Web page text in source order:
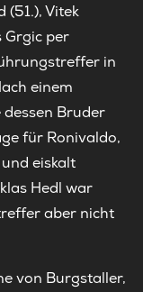
(51.), Vitek
Grgic per
in
einem
Bruder
für Ronivaldo,
eiskalt
Hedl war
aber nicht
von Burgstaller,